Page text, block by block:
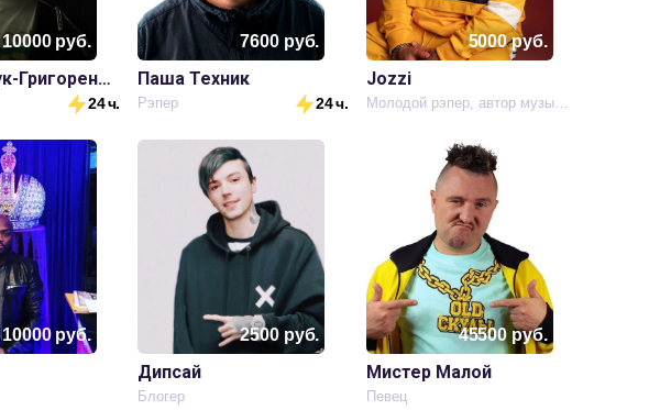
10000руб.
Ян Федорук-Григоренко
24 ч.
7600руб.
Паша Техник
Рэпер 24 ч.
5000руб.
Jozzi
Молодой рэпер, автор музыки и текстов.
10000руб. 2500руб.
Дипсай
Блогер
45500 руб.
Мистер Малой
Певец